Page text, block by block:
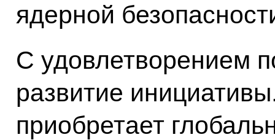
ядерной
С удовлетворением
развитие
приобретает